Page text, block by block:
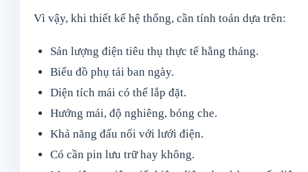
Vì vậy, khi thiết kế hệ thống, cần tính toán dựa trên:
Sản lượng điện tiêu thụ thực tế hằng tháng.
Biểu đồ phụ tải ban ngày.
Diện tích mái có thể lắp đặt.
Hướng mái, độ nghiêng, bóng che.
Khả năng đấu nối với lưới điện.
Có cần pin lưu trữ hay không.